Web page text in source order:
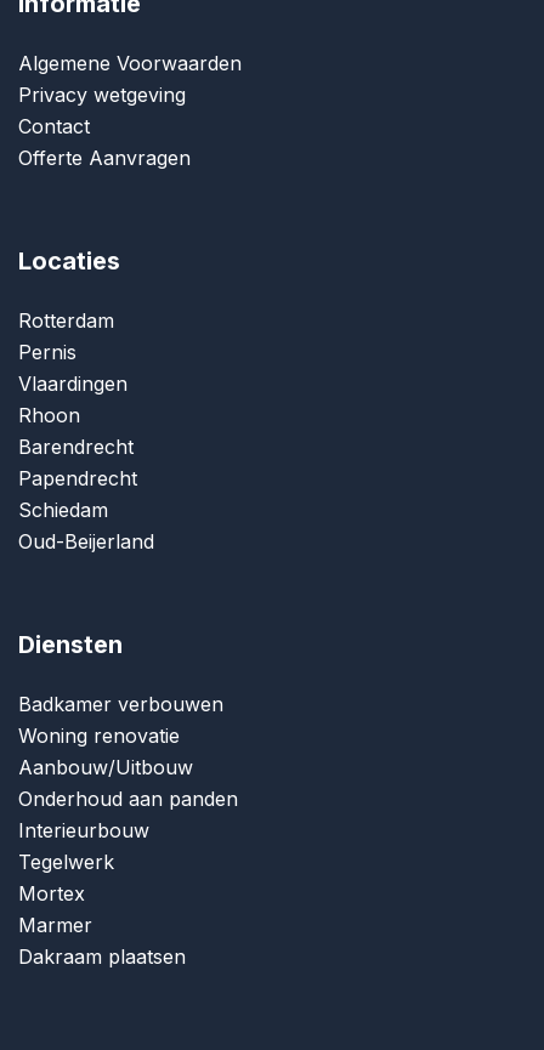
Algemene Voorwaarden
Privacy wetgeving
Contact
Offerte Aanvragen
Locaties
Rotterdam
Pernis
Vlaardingen
Rhoon
Barendrecht
Papendrecht
Schiedam
Oud-Beijerland
Diensten
Badkamer verbouwen
Woning renovatie
Aanbouw/Uitbouw
Onderhoud aan panden
Interieurbouw
Tegelwerk
Mortex
Marmer
Dakraam plaatsen